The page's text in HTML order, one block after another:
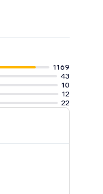
1169
43
10
12
22